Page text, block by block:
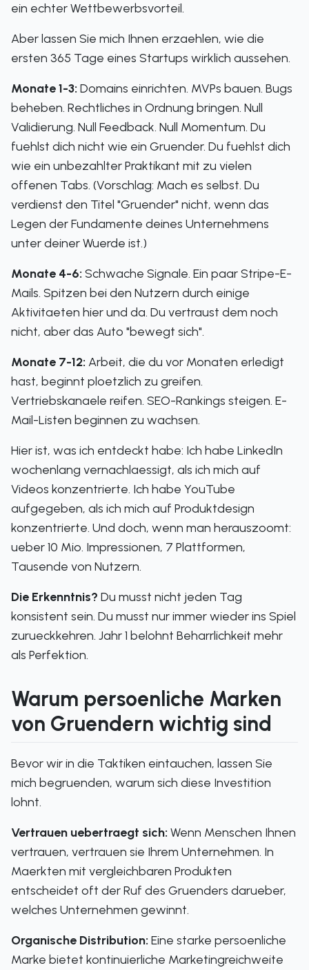
ein echter Wettbewerbsvorteil.
Aber lassen Sie mich Ihnen erzaehlen, wie die
ersten 365 Tage eines Startups wirklich aussehen.
Monate 1-3: Domains einrichten. MVPs bauen. Bugs
beheben. Rechtliches in Ordnung bringen. Null
Validierung. Null Feedback. Null Momentum. Du
fuehlst dich nicht wie ein Gruender. Du fuehlst dich
wie ein unbezahlter Praktikant mit zu vielen
offenen Tabs. (Vorschlag: Mach es selbst. Du
verdienst den Titel "Gruender" nicht, wenn das
Legen der Fundamente deines Unternehmens
unter deiner Wuerde ist.)
Monate 4-6: Schwache Signale. Ein paar Stripe-E-
Mails. Spitzen bei den Nutzern durch einige
Aktivitaeten hier und da. Du vertraust dem noch
nicht, aber das Auto "bewegt sich".
Monate 7-12: Arbeit, die du vor Monaten erledigt
hast, beginnt ploetzlich zu greifen.
Vertriebskanaele reifen. SEO-Rankings steigen. E-
Mail-Listen beginnen zu wachsen.
Hier ist, was ich entdeckt habe: Ich habe LinkedIn
wochenlang vernachlaessigt, als ich mich auf
Videos konzentrierte. Ich habe YouTube
aufgegeben, als ich mich auf Produktdesign
konzentrierte. Und doch, wenn man herauszoomt:
ueber 10 Mio. Impressionen, 7 Plattformen,
Tausende von Nutzern.
Die Erkenntnis? Du musst nicht jeden Tag
konsistent sein. Du musst nur immer wieder ins Spiel
zurueckkehren. Jahr 1 belohnt Beharrlichkeit mehr
als Perfektion.
Warum persoenliche Marken
von Gruendern wichtig sind
Bevor wir in die Taktiken eintauchen, lassen Sie
mich begruenden, warum sich diese Investition
lohnt.
Vertrauen uebertraegt sich: Wenn Menschen Ihnen
vertrauen, vertrauen sie Ihrem Unternehmen. In
Maerkten mit vergleichbaren Produkten
entscheidet oft der Ruf des Gruenders darueber,
welches Unternehmen gewinnt.
Organische Distribution: Eine starke persoenliche
Marke bietet kontinuierliche Marketingreichweite